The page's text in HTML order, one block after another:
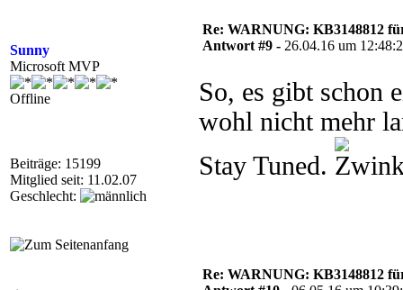
Sunny
Microsoft MVP
Offline
Beiträge: 15199
Mitglied seit: 11.02.07
Geschlecht:
Re: WARNUNG: KB3148812
Antwort #9 - 26.04.16 um
So, es gibt schon
wohl nicht mehr
Stay Tuned.
Re: WARNUNG: KB3148812